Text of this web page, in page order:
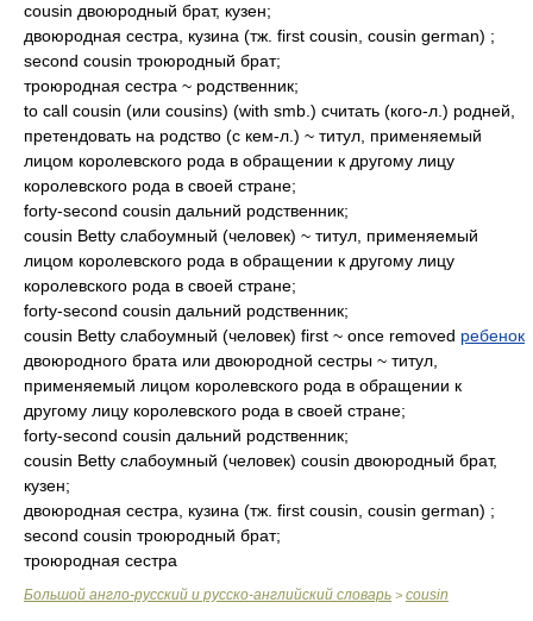
cousin двоюродный брат, кузен;
двоюродная сестра, кузина (тж. first cousin, cousin german) ;
second cousin троюродный брат;
троюродная сестра ~ родственник;
to call cousin (или cousins) (with smb.) считать (кого-л.) родней,
претендовать на родство (с кем-л.) ~ титул, применяемый
лицом королевского рода в обращении к другому лицу
королевского рода в своей стране;
forty-second cousin дальний родственник;
cousin Betty слабоумный (человек) ~ титул, применяемый
лицом королевского рода в обращении к другому лицу
королевского рода в своей стране;
forty-second cousin дальний родственник;
cousin Betty слабоумный (человек) first ~ once removed ребенок
двоюродного брата или двоюродной сестры ~ титул,
применяемый лицом королевского рода в обращении к
другому лицу королевского рода в своей стране;
forty-second cousin дальний родственник;
cousin Betty слабоумный (человек) cousin двоюродный брат,
кузен;
двоюродная сестра, кузина (тж. first cousin, cousin german) ;
second cousin троюродный брат;
троюродная сестра
Большой англо-русский и русско-английский словарь > cousin